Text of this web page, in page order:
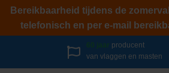
Bereikbaarheid tijdens de
telefonisch en per e-mail
60 jaar producent
van vlaggen en masten